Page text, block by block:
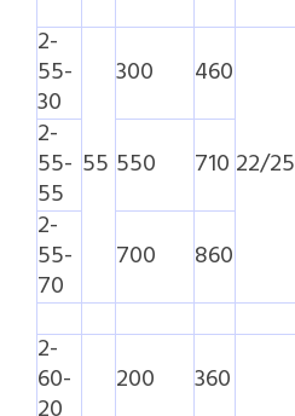
2-
55-
30
55
300 460
22/25
2-
55-
55
550
710
2-
55-
70
700 860
2-
60- 200 360